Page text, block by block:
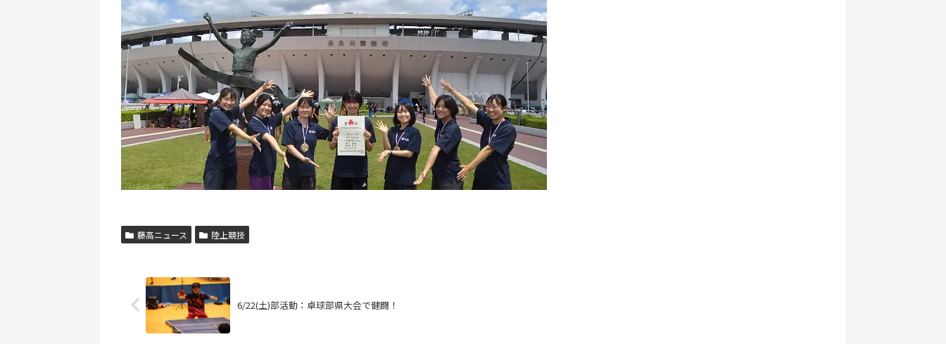
藤高ニュース 陸上競技
6/22(土)部活動：卓球部県大会で健闘！